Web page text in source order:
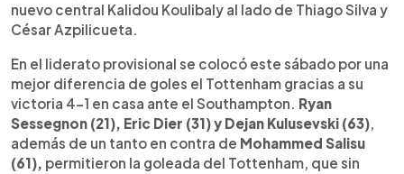
nuevo central Kalidou Koulibaly al lado de Thiago Silva y
César Azpilicueta.
En el liderato provisional se colocó este sábado por una
mejor diferencia de goles el Tottenham gracias a su
victoria 4-1 en casa ante el Southampton. Ryan
Sessegnon (21), Eric Dier (31) y Dejan Kulusevski (63),
además de un tanto en contra de Mohammed Salisu
(61), permitieron la goleada del Tottenham, que sin